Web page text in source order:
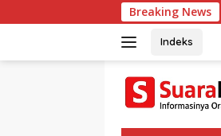
ke
Breaking News
Indeks